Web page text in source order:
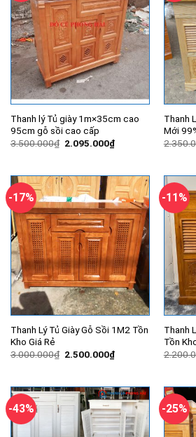
Thanh lý Tủ giày 1m×35cm cao
95cm gỗ sồi cao cấp
3.500.000₫ Giá
2.095.000₫Giá
hiện
2.095.000₫.
Thanh
Mới
-17%
Thanh Lý Tủ Giày Gỗ Sồi 1M2 Tồn
Kho Giá Rẻ
3.000.000₫ Giá
2.500.000₫Giá
hiện
2.500.000₫.
-11%
Thanh
Tồn
-43% -25%